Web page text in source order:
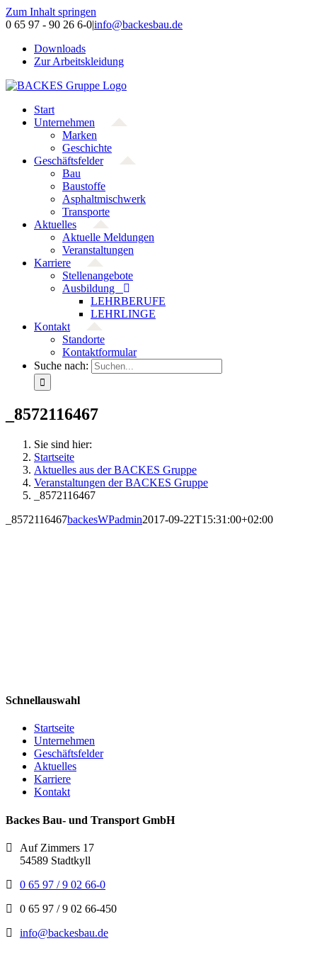
Zum Inhalt springen
0 65 97 - 90 26 6-0|info@backesbau.de
Downloads
Zur Arbeitskleidung
Start
Unternehmen
Marken
Geschichte
Geschäftsfelder
Bau
Baustoffe
Asphaltmischwerk
Transporte
Aktuelles
Aktuelle Meldungen
Veranstaltungen
Karriere
Stellenangebote
Ausbildung
LEHRBERUFE
LEHRLINGE
Kontakt
Standorte
Kontaktformular
Suche nach:
_8572116467
Sie sind hier:
Startseite
Aktuelles aus der BACKES Gruppe
Veranstaltungen der BACKES Gruppe
_8572116467
_8572116467backesWPadmin2017-09-22T15:31:00+02:00
Schnellauswahl
Startseite
Unternehmen
Geschäftsfelder
Aktuelles
Karriere
Kontakt
Backes Bau- und Transport GmbH
Auf Zimmers 17
54589 Stadtkyll
0 65 97 / 9 02 66-0
0 65 97 / 9 02 66-450
info@backesbau.de